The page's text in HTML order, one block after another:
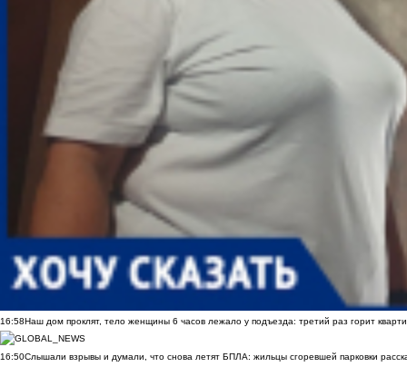
16:58Наш дом проклят, тело женщины 6 часов лежало у подъезда: третий раз горит
16:50Слышали взрывы и думали, что снова летят БПЛА: жильцы сгоревшей парковки